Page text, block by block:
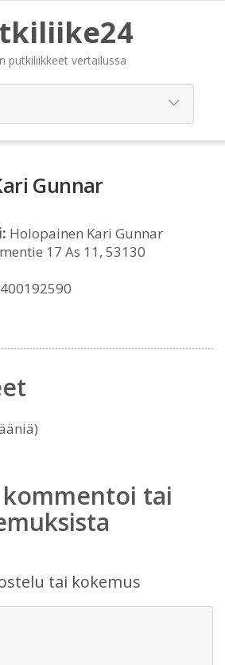
putkiliikkeet vertailussa
Gunnar
Holopainen Kari Gunnar
17 As 11, 53130
tai
tai kokemus